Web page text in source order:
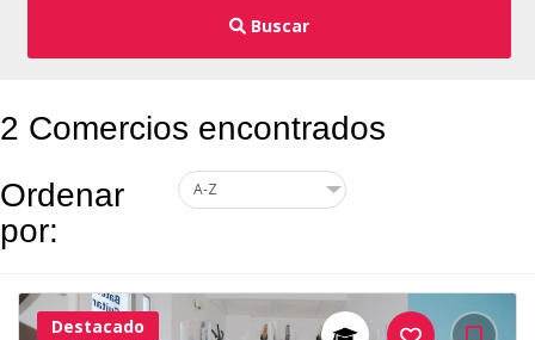
Buscar
2 Comercios encontrados
Ordenar
por:
Destacado